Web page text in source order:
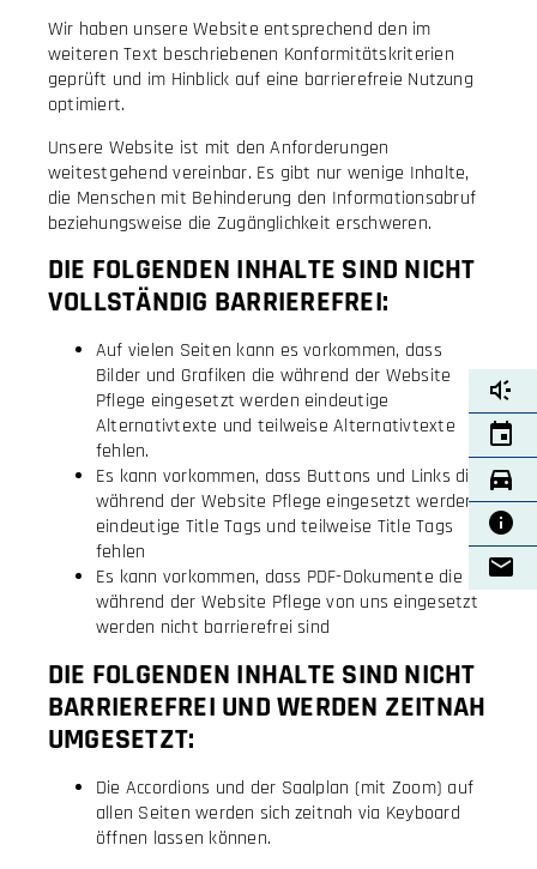
Wir haben unsere Website entsprechend den im
weiteren Text beschriebenen Konformitätskriterien
geprüft und im Hinblick auf eine barrierefreie Nutzung
optimiert.
Unsere Website ist mit den Anforderungen
weitestgehend vereinbar. Es gibt nur wenige Inhalte,
die Menschen mit Behinderung den Informationsabruf
beziehungsweise die Zugänglichkeit erschweren.
DIE FOLGENDEN INHALTE SIND NICHT
VOLLSTÄNDIG BARRIEREFREI:
Auf vielen Seiten kann es vorkommen, dass
Bilder und Grafiken die während der Website
Pflege eingesetzt werden eindeutige
Alternativtexte und teilweise Alternativtexte
fehlen.
Es kann vorkommen, dass Buttons und Links die
während der Website Pflege eingesetzt werden
eindeutige Title Tags und teilweise Title Tags
fehlen
Es kann vorkommen, dass PDF-Dokumente die
während der Website Pflege von uns eingesetzt
werden nicht barrierefrei sind
DIE FOLGENDEN INHALTE SIND NICHT
BARRIEREFREI UND WERDEN ZEITNAH
UMGESETZT:
Die Accordions und der Saalplan (mit Zoom) auf
allen Seiten werden sich zeitnah via Keyboard
öffnen lassen können.